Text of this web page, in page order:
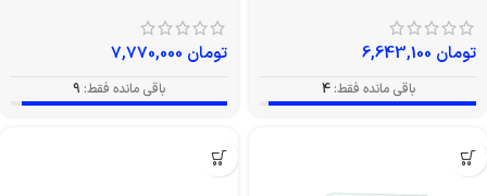
تومان
باقی مانده فقط: 4
تومان
باقی مانده فقط: 9